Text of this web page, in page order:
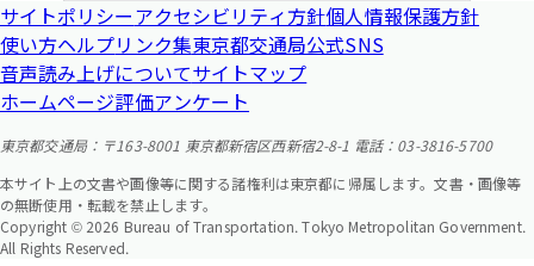
サイトポリシーアクセシビリティ方針個人情報保護方針
使い方ヘルプリンク集東京都交通局公式SNS
音声読み上げについてサイトマップ
ホームページ評価アンケート
東京都交通局：〒163-8001 東京都新宿区西新宿2-8-1 電話：03-3816-5700
本サイト上の文書や画像等に関する諸権利は東京都に帰属します。文書・画像等
の無断使用・転載を禁止します。
Copyright © 2026 Bureau of Transportation. Tokyo Metropolitan Government.
All Rights Reserved.